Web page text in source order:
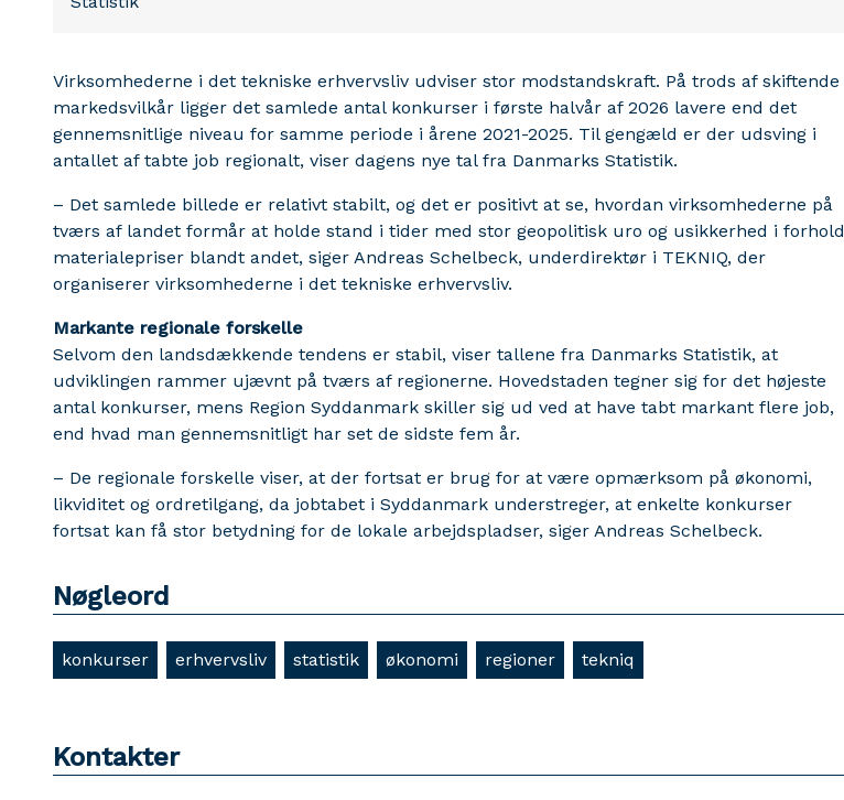
Virksomhederne i det tekniske erhvervsliv udviser stor modstandskraft. På trods af skiftende
markedsvilkår ligger det samlede antal konkurser i første halvår af 2026 lavere end det
gennemsnitlige niveau for samme periode i årene 2021-2025. Til gengæld er der udsving i
antallet af tabte job regionalt, viser dagens nye tal fra Danmarks Statistik.
– Det samlede billede er relativt stabilt, og det er positivt at se, hvordan virksomhederne på
tværs af landet formår at holde stand i tider med stor geopolitisk uro og usikkerhed i forhold
materialepriser blandt andet, siger Andreas Schelbeck, underdirektør i TEKNIQ, der
organiserer virksomhederne i det tekniske erhvervsliv.
Markante regionale forskelle
Selvom den landsdækkende tendens er stabil, viser tallene fra Danmarks Statistik, at
udviklingen rammer ujævnt på tværs af regionerne. Hovedstaden tegner sig for det højeste
antal konkurser, mens Region Syddanmark skiller sig ud ved at have tabt markant flere job,
end hvad man gennemsnitligt har set de sidste fem år.
– De regionale forskelle viser, at der fortsat er brug for at være opmærksom på økonomi,
likviditet og ordretilgang, da jobtabet i Syddanmark understreger, at enkelte konkurser
fortsat kan få stor betydning for de lokale arbejdspladser, siger Andreas Schelbeck.
Nøgleord
konkurser erhvervsliv statistik økonomi regioner tekniq
Kontakter